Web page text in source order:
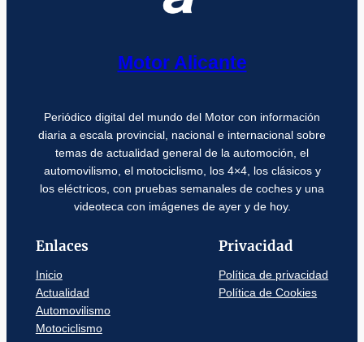
Motor Alicante
Periódico digital del mundo del Motor con información
diaria a escala provincial, nacional e internacional sobre
temas de actualidad general de la automoción, el
automovilismo, el motociclismo, los 4×4, los clásicos y
los eléctricos, con pruebas semanales de coches y una
videoteca con imágenes de ayer y de hoy.
Enlaces
Inicio
Actualidad
Automovilismo
Motociclismo
Privacidad
Política de privacidad
Política de Cookies